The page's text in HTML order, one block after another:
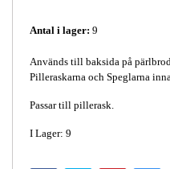
Antal i lager: 9
Används till baksida på
Pilleraskarna och Speglarna
Passar till pillerask.
I Lager: 9